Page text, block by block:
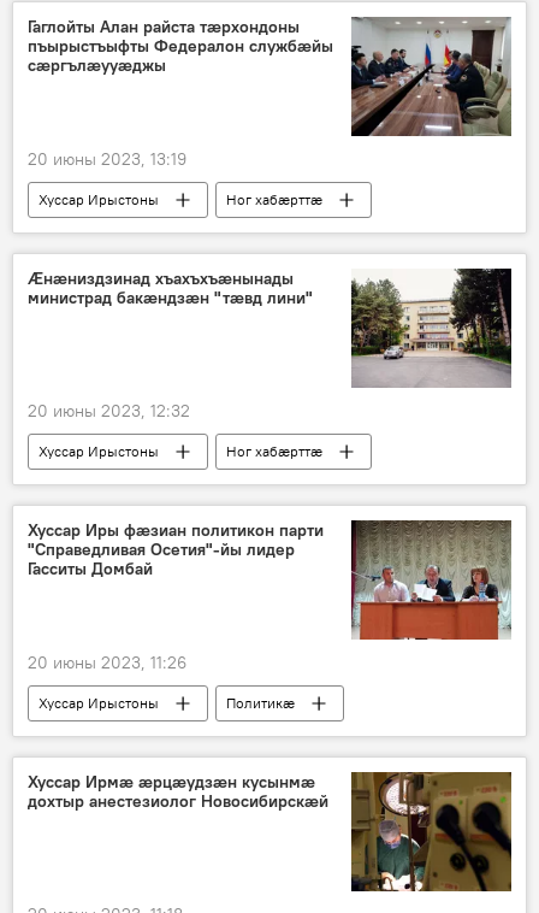
Гаглойты Алан райста тæрхондоны
пъырыстъыфты Федералон службæйы
сæргълæууæджы
20 июны 2023, 13:19
Хуссар Ирыстоны
Ног хабӕрттӕ
Гаглойты Алан
Ӕнӕниздзинад хъахъхъӕнынады
министрад бакӕндзӕн "тӕвд лини"
20 июны 2023, 12:32
Хуссар Ирыстоны Ног хабӕрттӕ
Хуссар Иры фæзиан политикон парти
"Справедливая Осетия"-йы лидер
Гасситы Домбай
20 июны 2023, 11:26
Хуссар Ирыстоны
Политикӕ
Ӕхсӕнад
Ног хабӕрттӕ
Хуссар Ирмӕ ӕрцӕудзӕн кусынмӕ
дохтыр анестезиолог Новосибирскӕй